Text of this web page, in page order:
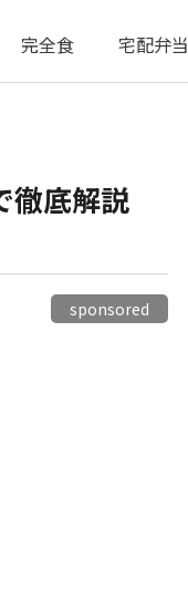
完全食 宅配弁当
徹底解説
sponsored